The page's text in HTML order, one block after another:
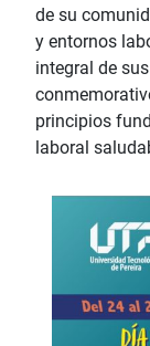
de su
y entornos
integral de
principios
laboral